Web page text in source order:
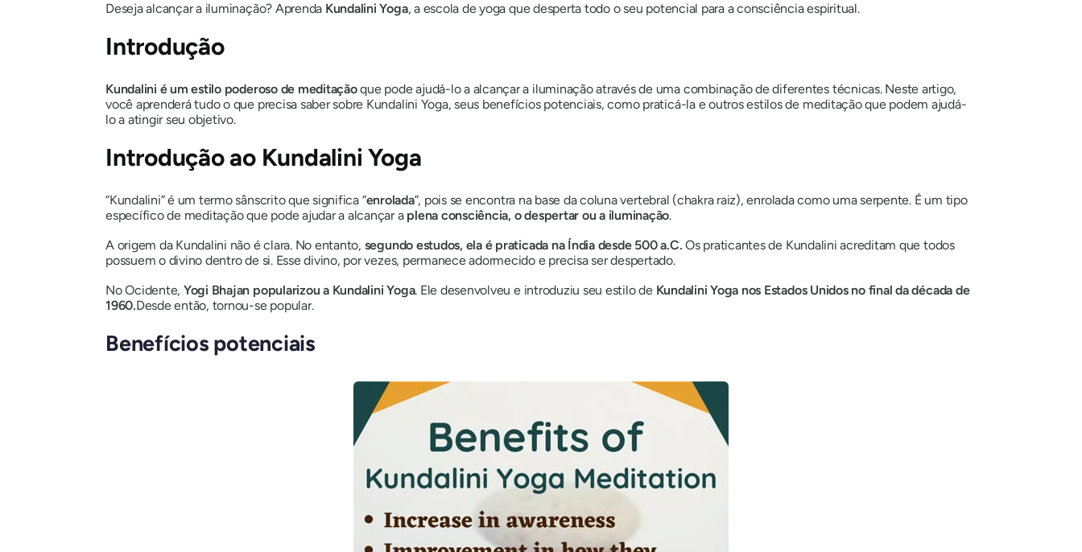
Deseja alcançar a iluminação? Aprenda Kundalini Yoga, a escola de yoga que desperta todo o seu potencial para a consciência espiritual.
Introdução
Kundalini é um estilo poderoso de meditaçãoque pode ajudá-lo a alcançar a iluminação através de uma combinação de diferentes técnicas. Neste artigo,
você aprenderá tudo o que precisa saber sobre Kundalini Yoga, seus benefícios potenciais, como praticá-la e outros estilos de meditação que podem ajudá-
lo a atingir seu objetivo.
Introdução ao KundaliniYoga
“Kundalini” é um termo sânscrito que significa “enrolada”, pois se encontra na base da coluna vertebral (chakra raiz), enrolada como uma serpente. É um tipo
específico de meditação que pode ajudar a alcançar a plena consciência, o despertar ou a iluminação.
A origem da Kundalini não é clara. No entanto, segundo estudos, ela é praticada na Índia desde 500 a.C. Os praticantes de Kundalini acreditam que todos
possuem o divino dentro de si. Esse divino, por vezes, permanece adormecido e precisa ser despertado.
No Ocidente, Yogi Bhajan popularizou a Kundalini Yoga. Ele desenvolveu e introduziu seu estilo de Kundalini Yoga nos Estados Unidos no final da década de
1960.Desde então, tornou-se popular.
Benefícios potenciais